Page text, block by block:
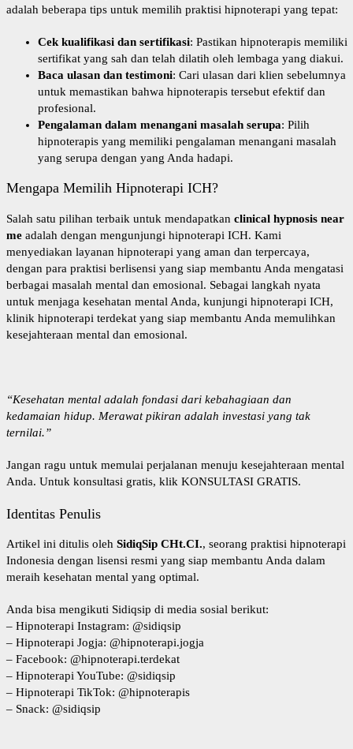
adalah beberapa tips untuk memilih praktisi hipnoterapi yang tepat:
Cek kualifikasi dan sertifikasi: Pastikan hipnoterapis memiliki
sertifikat yang sah dan telah dilatih oleh lembaga yang diakui.
Baca ulasan dan testimoni: Cari ulasan dari klien sebelumnya
untuk memastikan bahwa hipnoterapis tersebut efektif dan
profesional.
Pengalaman dalam menangani masalah serupa: Pilih
hipnoterapis yang memiliki pengalaman menangani masalah
yang serupa dengan yang Anda hadapi.
Mengapa Memilih Hipnoterapi ICH?
Salah satu pilihan terbaik untuk mendapatkan clinical hypnosis near
meadalah dengan mengunjungi hipnoterapi ICH. Kami
menyediakan layanan hipnoterapi yang aman dan terpercaya,
dengan para praktisi berlisensi yang siap membantu Anda mengatasi
berbagai masalah mental dan emosional. Sebagai langkah nyata
untuk menjaga kesehatan mental Anda, kunjungi hipnoterapi ICH,
klinik hipnoterapi terdekat yang siap membantu Anda memulihkan
kesejahteraan mental dan emosional.
“Kesehatan mental adalah fondasi dari kebahagiaan dan
kedamaian hidup. Merawat pikiran adalah investasi yang tak
ternilai.”
Jangan ragu untuk memulai perjalanan menuju kesejahteraan mental
Anda. Untuk konsultasi gratis, klik KONSULTASI GRATIS.
Identitas Penulis
Artikel ini ditulis oleh SidiqSip CHt.CI., seorang praktisi hipnoterapi
Indonesia dengan lisensi resmi yang siap membantu Anda dalam
meraih kesehatan mental yang optimal.
Anda bisa mengikuti Sidiqsip di media sosial berikut:
– Hipnoterapi Instagram: @sidiqsip
– Hipnoterapi Jogja: @hipnoterapi.jogja
– Facebook: @hipnoterapi.terdekat
– Hipnoterapi YouTube: @sidiqsip
– Hipnoterapi TikTok: @hipnoterapis
– Snack: @sidiqsip